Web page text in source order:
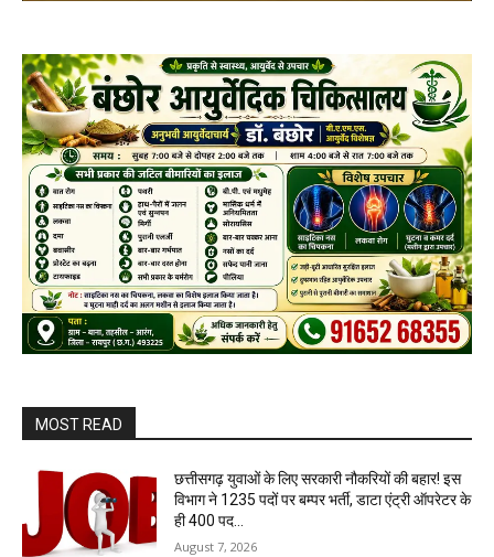
MOST READ
छत्तीसगढ़ युवाओं के लिए सरकारी नौकरियों की बहार! इस
विभाग ने 1235 पदों पर बम्पर भर्ती, डाटा एंट्री ऑपरेटर के
ही 400 पद…
August 7, 2026